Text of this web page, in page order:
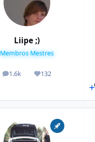
Liipe ;)
Membros Mestres
1.6k
posts 132
Reputation